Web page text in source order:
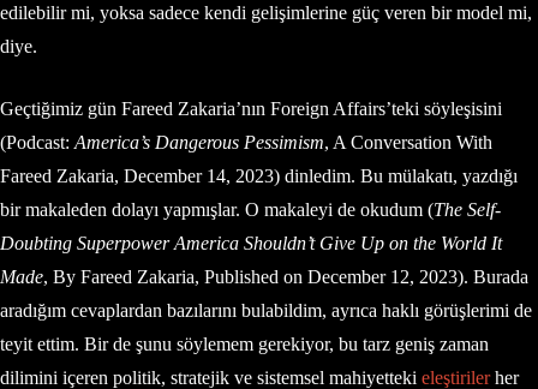
edilebilir mi, yoksa sadece kendi gelişimlerine güç veren bir model mi,
diye.
Geçtiğimiz gün Fareed Zakaria’nın Foreign Affairs’teki söyleşisini
(Podcast: America’s Dangerous Pessimism, A Conversation With
Fareed Zakaria, December 14, 2023) dinledim. Bu mülakatı, yazdığı
bir makaleden dolayı yapmışlar. O makaleyi de okudum (The Self-
Doubting Superpower America Shouldn’t Give Up on the World It
Made, By Fareed Zakaria, Published on December 12, 2023). Burada
aradığım cevaplardan bazılarını bulabildim, ayrıca haklı görüşlerimi de
teyit ettim. Bir de şunu söylemem gerekiyor, bu tarz geniş zaman
dilimini içeren politik, stratejik ve sistemsel mahiyetteki eleştirilerher